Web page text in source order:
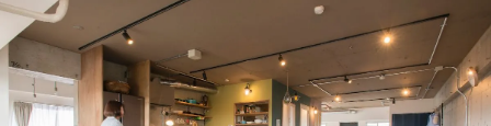
物件購入
売却・住み替え
ゼロリノベの安心予算
満足度アンケート
メディア掲載
資料ダウンロード
よくある質問